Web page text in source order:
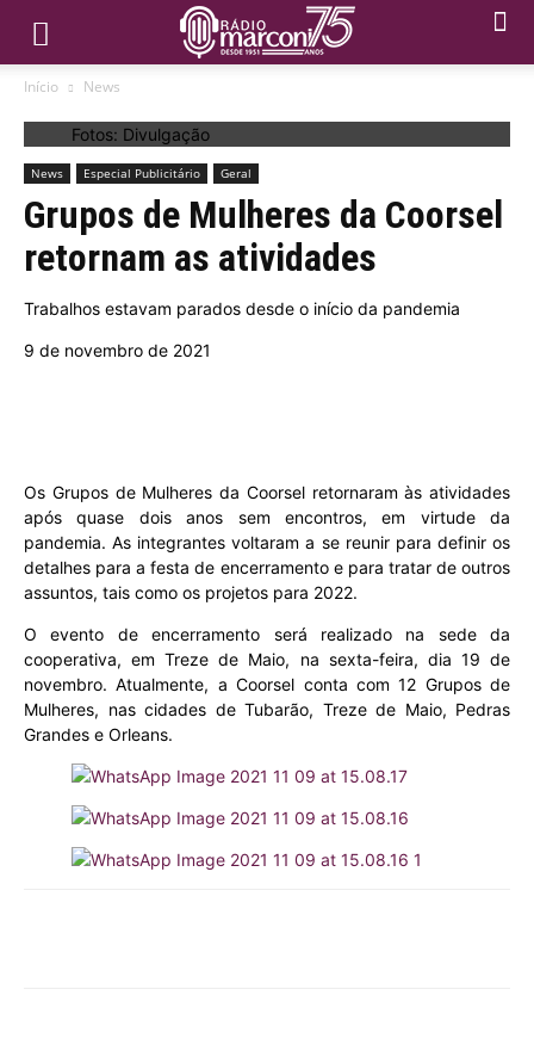
Início News
Fotos: Divulgação
News Especial Publicitário Geral
Grupos de Mulheres da Coorsel
retornam as atividades
Trabalhos estavam parados desde o início da pandemia
9 de novembro de 2021
Os Grupos de Mulheres da Coorsel retornaram às atividades
após quase dois anos sem encontros, em virtude da
pandemia. As integrantes voltaram a se reunir para definir os
detalhes para a festa de encerramento e para tratar de outros
assuntos, tais como os projetos para 2022.
O evento de encerramento será realizado na sede da
cooperativa, em Treze de Maio, na sexta-feira, dia 19 de
novembro. Atualmente, a Coorsel conta com 12 Grupos de
Mulheres, nas cidades de Tubarão, Treze de Maio, Pedras
Grandes e Orleans.